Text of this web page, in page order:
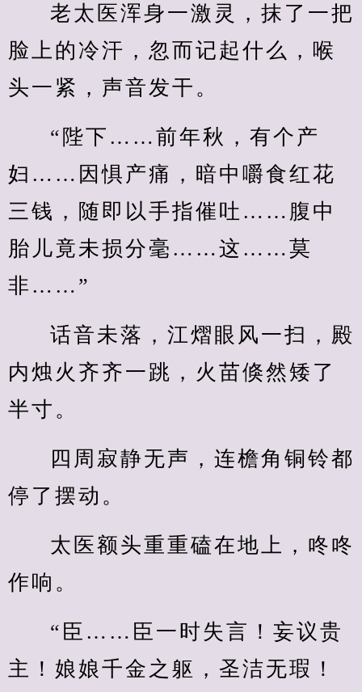
老太医浑身一激灵，抹了一把
脸上的冷汗，忽而记起什么，喉
头一紧，声音发干。
“陛下……前年秋，有个产
妇……因惧产痛，暗中嚼食红花
三钱，随即以手指催吐……腹中
胎儿竟未损分毫……这……莫
非……”
话音未落，江熠眼风一扫，殿
内烛火齐齐一跳，火苗倏然矮了
半寸。
四周寂静无声，连檐角铜铃都
停了摆动。
太医额头重重磕在地上，咚咚
作响。
“臣……臣一时失言！妄议贵
主！娘娘千金之躯，圣洁无瑕！